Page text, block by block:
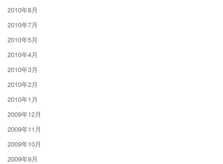
2010年8月
2010年7月
2010年5月
2010年4月
2010年3月
2010年2月
2010年1月
2009年12月
2009年11月
2009年10月
2009年9月